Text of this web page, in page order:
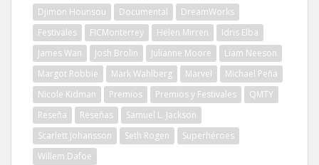
Djimon Hounsou
Documental
DreamWorks
Festivales
FICMonterrey Helen Mirren
Idris Elba
James Wan
Josh Brolin Julianne Moore
Liam Neeson
Margot Robbie
Mark Wahlberg Marvel
Michael Peña
Nicole Kidman
Premios Premios y Festivales
QMTY
Reseña
Reseñas
Samuel L. Jackson
Scarlett Johansson
Seth Rogen
Superhéroes
Willem Dafoe